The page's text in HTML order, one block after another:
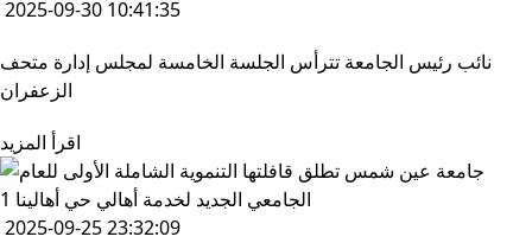
2025-09-30 10:41:35
نائب رئيس الجامعة تترأس الجلسة الخامسة لمجلس إدارة متحف
الزعفران
اقرأ المزيد
2025-09-25 23:32:09